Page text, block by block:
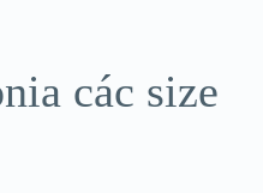
các size